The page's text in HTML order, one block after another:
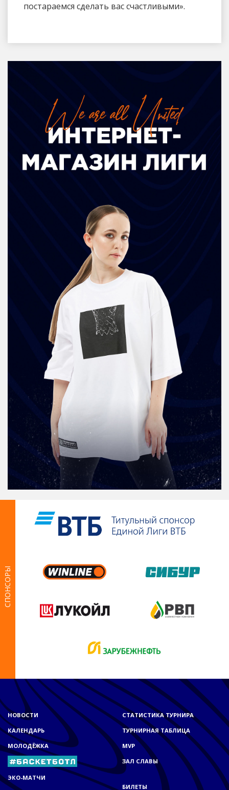
постараемся сделать вас счастливыми».
СПОНСОРЫ
НОВОСТИ
КАЛЕНДАРЬ
МОЛОДЁЖКА
ЭКО-МАТЧИ
СТАТИСТИКА ТУРНИРА
ТУРНИРНАЯ ТАБЛИЦА
MVP
ЗАЛ СЛАВЫ
БИЛЕТЫ